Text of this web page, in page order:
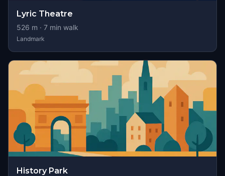
Lyric Theatre
526 m · 7 min walk
Landmark
History Park